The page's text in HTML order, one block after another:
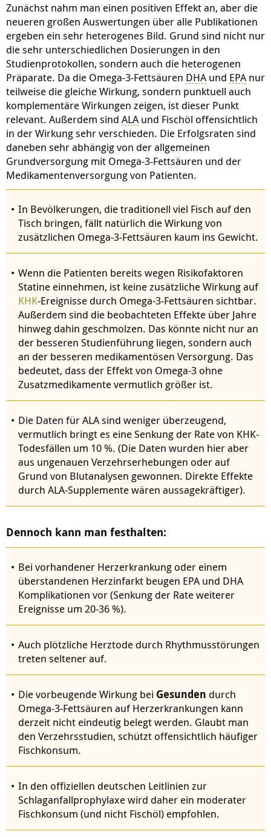
Zunächst nahm man einen positiven Effekt an, aber die
neueren großen Auswertungen über alle Publikationen
ergeben ein sehr heterogenes Bild. Grund sind nicht nur
die sehr unterschiedlichen Dosierungen in den
Studienprotokollen, sondern auch die heterogenen
Präparate. Da die Omega-3-Fettsäuren DHAund EPAnur
teilweise die gleiche Wirkung, sondern punktuell auch
komplementäre Wirkungen zeigen, ist dieser Punkt
relevant. Außerdem sind ALAund Fischöl offensichtlich
in der Wirkung sehr verschieden. Die Erfolgsraten sind
daneben sehr abhängig von der allgemeinen
Grundversorgung mit Omega-3-Fettsäuren und der
Medikamentenversorgung von Patienten.
In Bevölkerungen, die traditionell viel Fisch auf den
Tisch bringen, fällt natürlich die Wirkung von
zusätzlichen Omega-3-Fettsäuren kaum ins Gewicht.
Wenn die Patienten bereits wegen Risikofaktoren
Statine einnehmen, ist keine zusätzliche Wirkung auf
KHK-Ereignisse durch Omega-3-Fettsäuren sichtbar.
Außerdem sind die beobachteten Effekte über Jahre
hinweg dahin geschmolzen. Das könnte nicht nur an
der besseren Studienführung liegen, sondern auch
an der besseren medikamentösen Versorgung. Das
bedeutet, dass der Effekt von Omega-3 ohne
Zusatzmedikamente vermutlich größer ist.
Die Daten für ALA sind weniger überzeugend,
vermutlich bringt es eine Senkung der Rate von KHK-
Todesfällen um 10 %. (Die Daten wurden hier aber
aus ungenauen Verzehrserhebungen oder auf
Grund von Blutanalysen gewonnen. Direkte Effekte
durch ALA-Supplemente wären aussagekräftiger).
Dennoch kann man festhalten:
Bei vorhandener Herzerkrankung oder einem
überstandenen Herzinfarkt beugen EPA und DHA
Komplikationen vor (Senkung der Rate weiterer
Ereignisse um 20-36 %).
Auch plötzliche Herztode durch Rhythmusstörungen
treten seltener auf.
Die vorbeugende Wirkung bei Gesunden durch
Omega-3-Fettsäuren auf Herzerkrankungen kann
derzeit nicht eindeutig belegt werden. Glaubt man
den Verzehrsstudien, schützt offensichtlich häufiger
Fischkonsum.
In den offiziellen deutschen Leitlinien zur
Schlaganfallprophylaxe wird daher ein moderater
Fischkonsum (und nicht Fischöl) empfohlen.